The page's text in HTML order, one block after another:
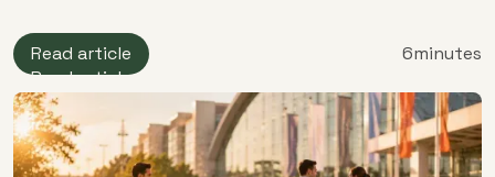
Read article
Read article
6minutes